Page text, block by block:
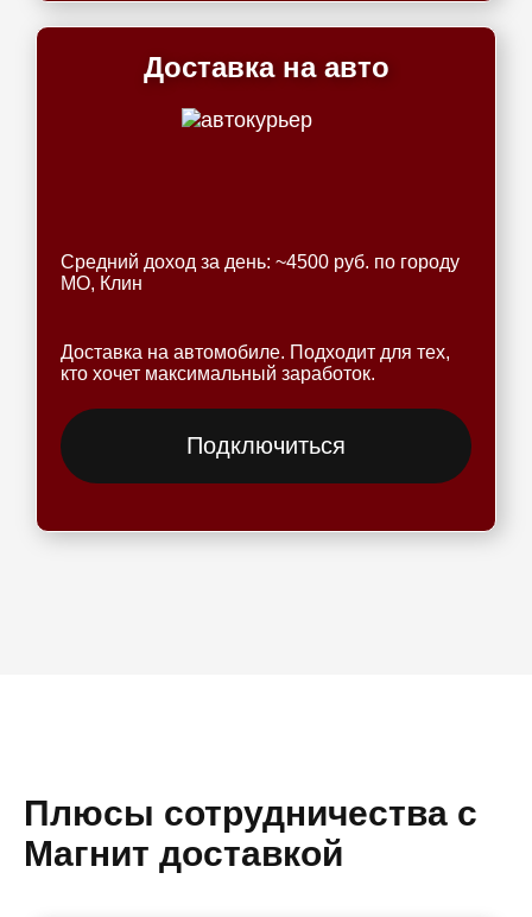
Доставка на авто
Средний доход за день: ~4500 руб. по городу
МО, Клин
Доставка на автомобиле. Подходит для тех,
кто хочет максимальный заработок.
Подключиться
Плюсы сотрудничества с
Магнит доставкой